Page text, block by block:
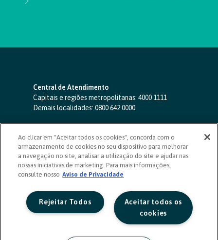
Central de Atendimento
Capitais e regiões metropolitanas: 4000 1111
Demais localidades: 0800 642 0000
SAC 24 horas-0800 724 4420
Ouvidoria
0800 725 0996
(de segunda a sexta, das 8h às 20h)
ouvidoriasicoob.com.br
Deficientes auditivos ou de fala
Ao clicar em "Aceitar todos os cookies", concorda com o
armazenamento de cookies no seu dispositivo para melhorar
a navegação no site, analisar a utilização do site e ajudar nas
nossas iniciativas de marketing. Para mais informações,
consulte nosso Aviso de Privacidade
Aceitar todos os
cookies
Rejeitar Todos